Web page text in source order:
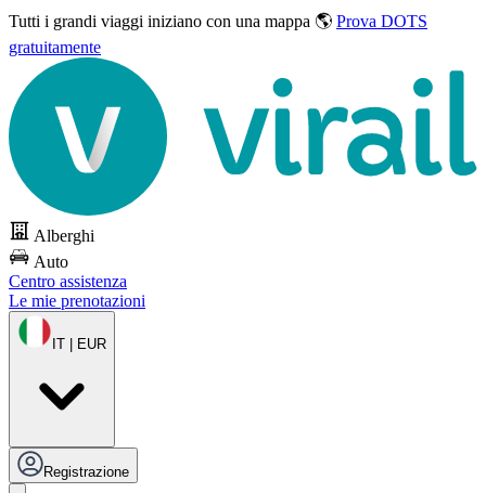
Tutti i grandi viaggi iniziano con una mappa 🌎 Prova DOTS
gratuitamente
Alberghi
Auto
Centro assistenza
Le mie prenotazioni
IT | EUR
Registrazione